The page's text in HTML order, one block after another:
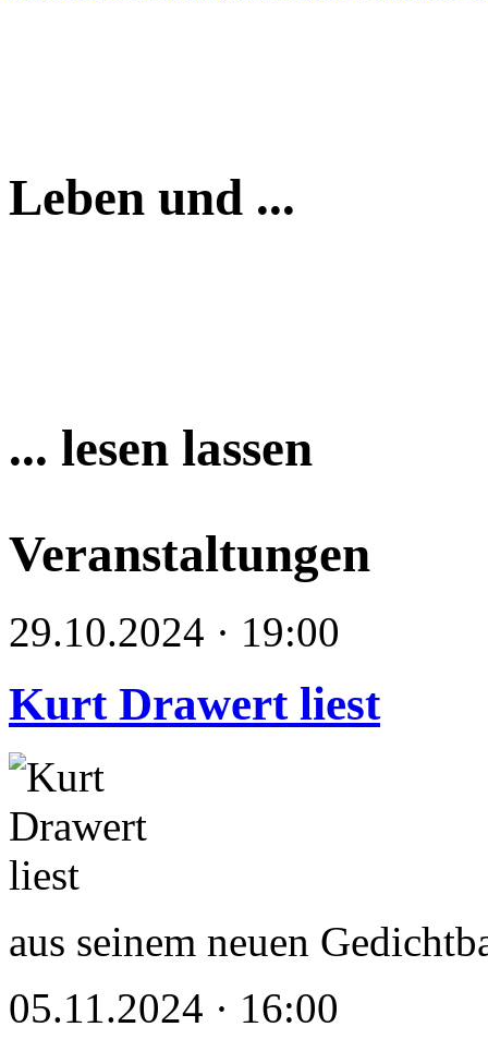
Leben und ...
... lesen lassen
Veranstaltungen
29.10.2024 · 19:00
Kurt Drawert liest
aus seinem neuen
05.11.2024 · 16:00